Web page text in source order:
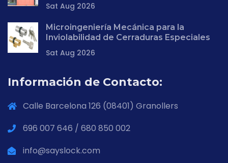
Sat Aug 2026
Microingeniería Mecánica para la
Inviolabilidad de Cerraduras Especiales
Sat Aug 2026
Información de Contacto:
Calle Barcelona 126 (08401) Granollers
696 007 646 / 680 850 002
info@sayslock.com